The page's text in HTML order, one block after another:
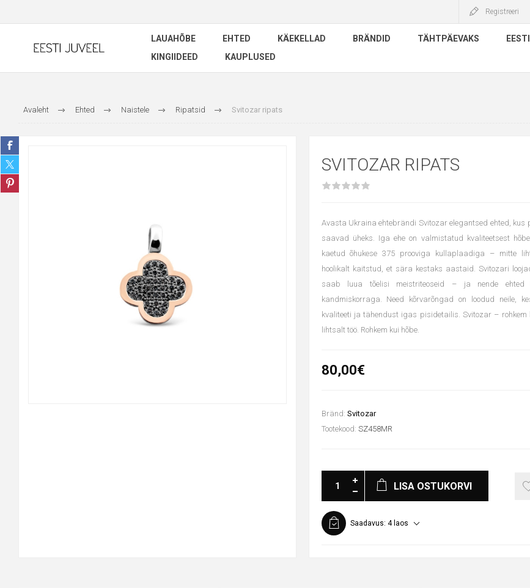
Registreeri
LAUAHÕBE EHTED KÄEKELLAD BRÄNDID TÄHTPÄEVAKS
KINGIIDEED
KAUPLUSED
Avaleht Ehted Naistele Ripatsid Svitozar ripats
SVITOZAR RIPATS
Avasta Ukraina ehtebrändi Svitozar elegantsed ehted, kus
saavad üheks. Iga ehe on valmistatud kvaliteetsest
kaetud õhukese 375 prooviga kullaplaadiga – mitte
hoolikalt kaitstud, et sära kestaks aastaid. Svitozari
saab luua tõelisi meistriteoseid – ja nende ehted
kandmiskorraga. Need kõrvarõngad on loodud neile,
kvaliteeti ja tähendust igas pisidetailis. Svitozar – rohkem
lihtsalt töö. Rohkem kui hõbe.
80,00€
Bränd: Svitozar
Tootekood: SZ458MR
LISA OSTUKORVI
Saadavus: 4 laos